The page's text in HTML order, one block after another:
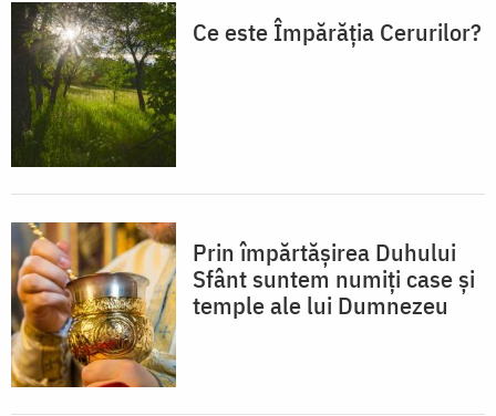
Ce este Împărăția Cerurilor?
Prin împărtăşirea Duhului
Sfânt suntem numiţi case şi
temple ale lui Dumnezeu